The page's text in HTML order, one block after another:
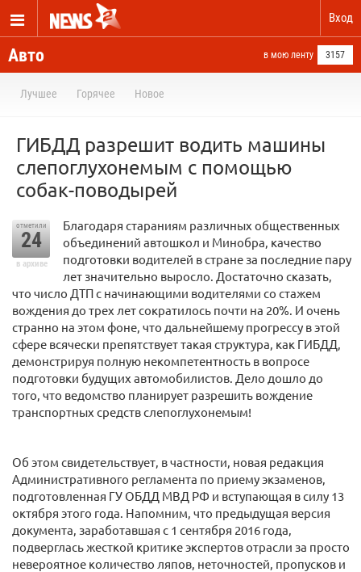
Вход
Авто в мою ленту 3157
Лучшее Горячее Новое
ГИБДД разрешит водить машины
слепоглухонемым с помощью
собак-поводырей
отметили
24
в архиве
Благодаря стараниям различных общественных
объединений автошкол и Минобра, качество
подготовки водителей в стране за последние пару
лет значительно выросло. Достаточно сказать,
что число ДТП с начинающими водителями со стажем
вождения до трех лет сократилось почти на 20%. И очень
странно на этом фоне, что дальнейшему прогрессу в этой
сфере всячески препятствует такая структура, как ГИБДД,
демонстрируя полную некомпетентность в вопросе
подготовки будущих автомобилистов. Дело дошло до
того, что ведомство планирует разрешить вождение
транспортных средств слепоглухонемым!
Об этом свидетельствует, в частности, новая редакция
Административного регламента по приему экзаменов,
подготовленная ГУ ОБДД МВД РФ и вступающая в силу 13
октября этого года. Напомним, что предыдущая версия
документа, заработавшая с 1 сентября 2016 года,
подверглась жесткой критике экспертов отрасли за просто
невероятное количество ляпов, неточностей, пропусков и